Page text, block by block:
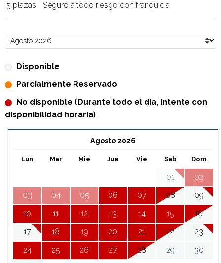
5 plazas Seguro a todo riesgo con franquicia
Disponible
Parcialmente Reservado
No disponible (Durante todo el dia, Intente con
disponibilidad horaria)
Agosto 2026
Lun Mar Mie Jue Vie Sab Dom
01
02
03
04 05 06 07 08
09
10
11 12 13 14 15
16
17
18 19 20 21 22
23
24
25 26 27 28 29
30